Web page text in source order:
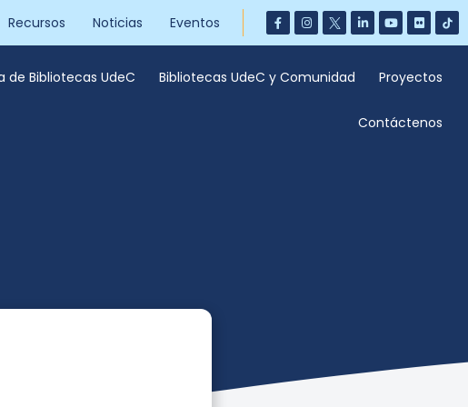
Recursos Noticias Eventos
de Bibliotecas UdeC Bibliotecas UdeC y Comunidad Proyectos
Contáctenos